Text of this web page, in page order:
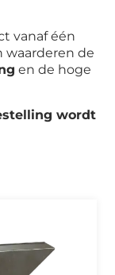
vanaf één
waarderen de
en de hoge
wordt